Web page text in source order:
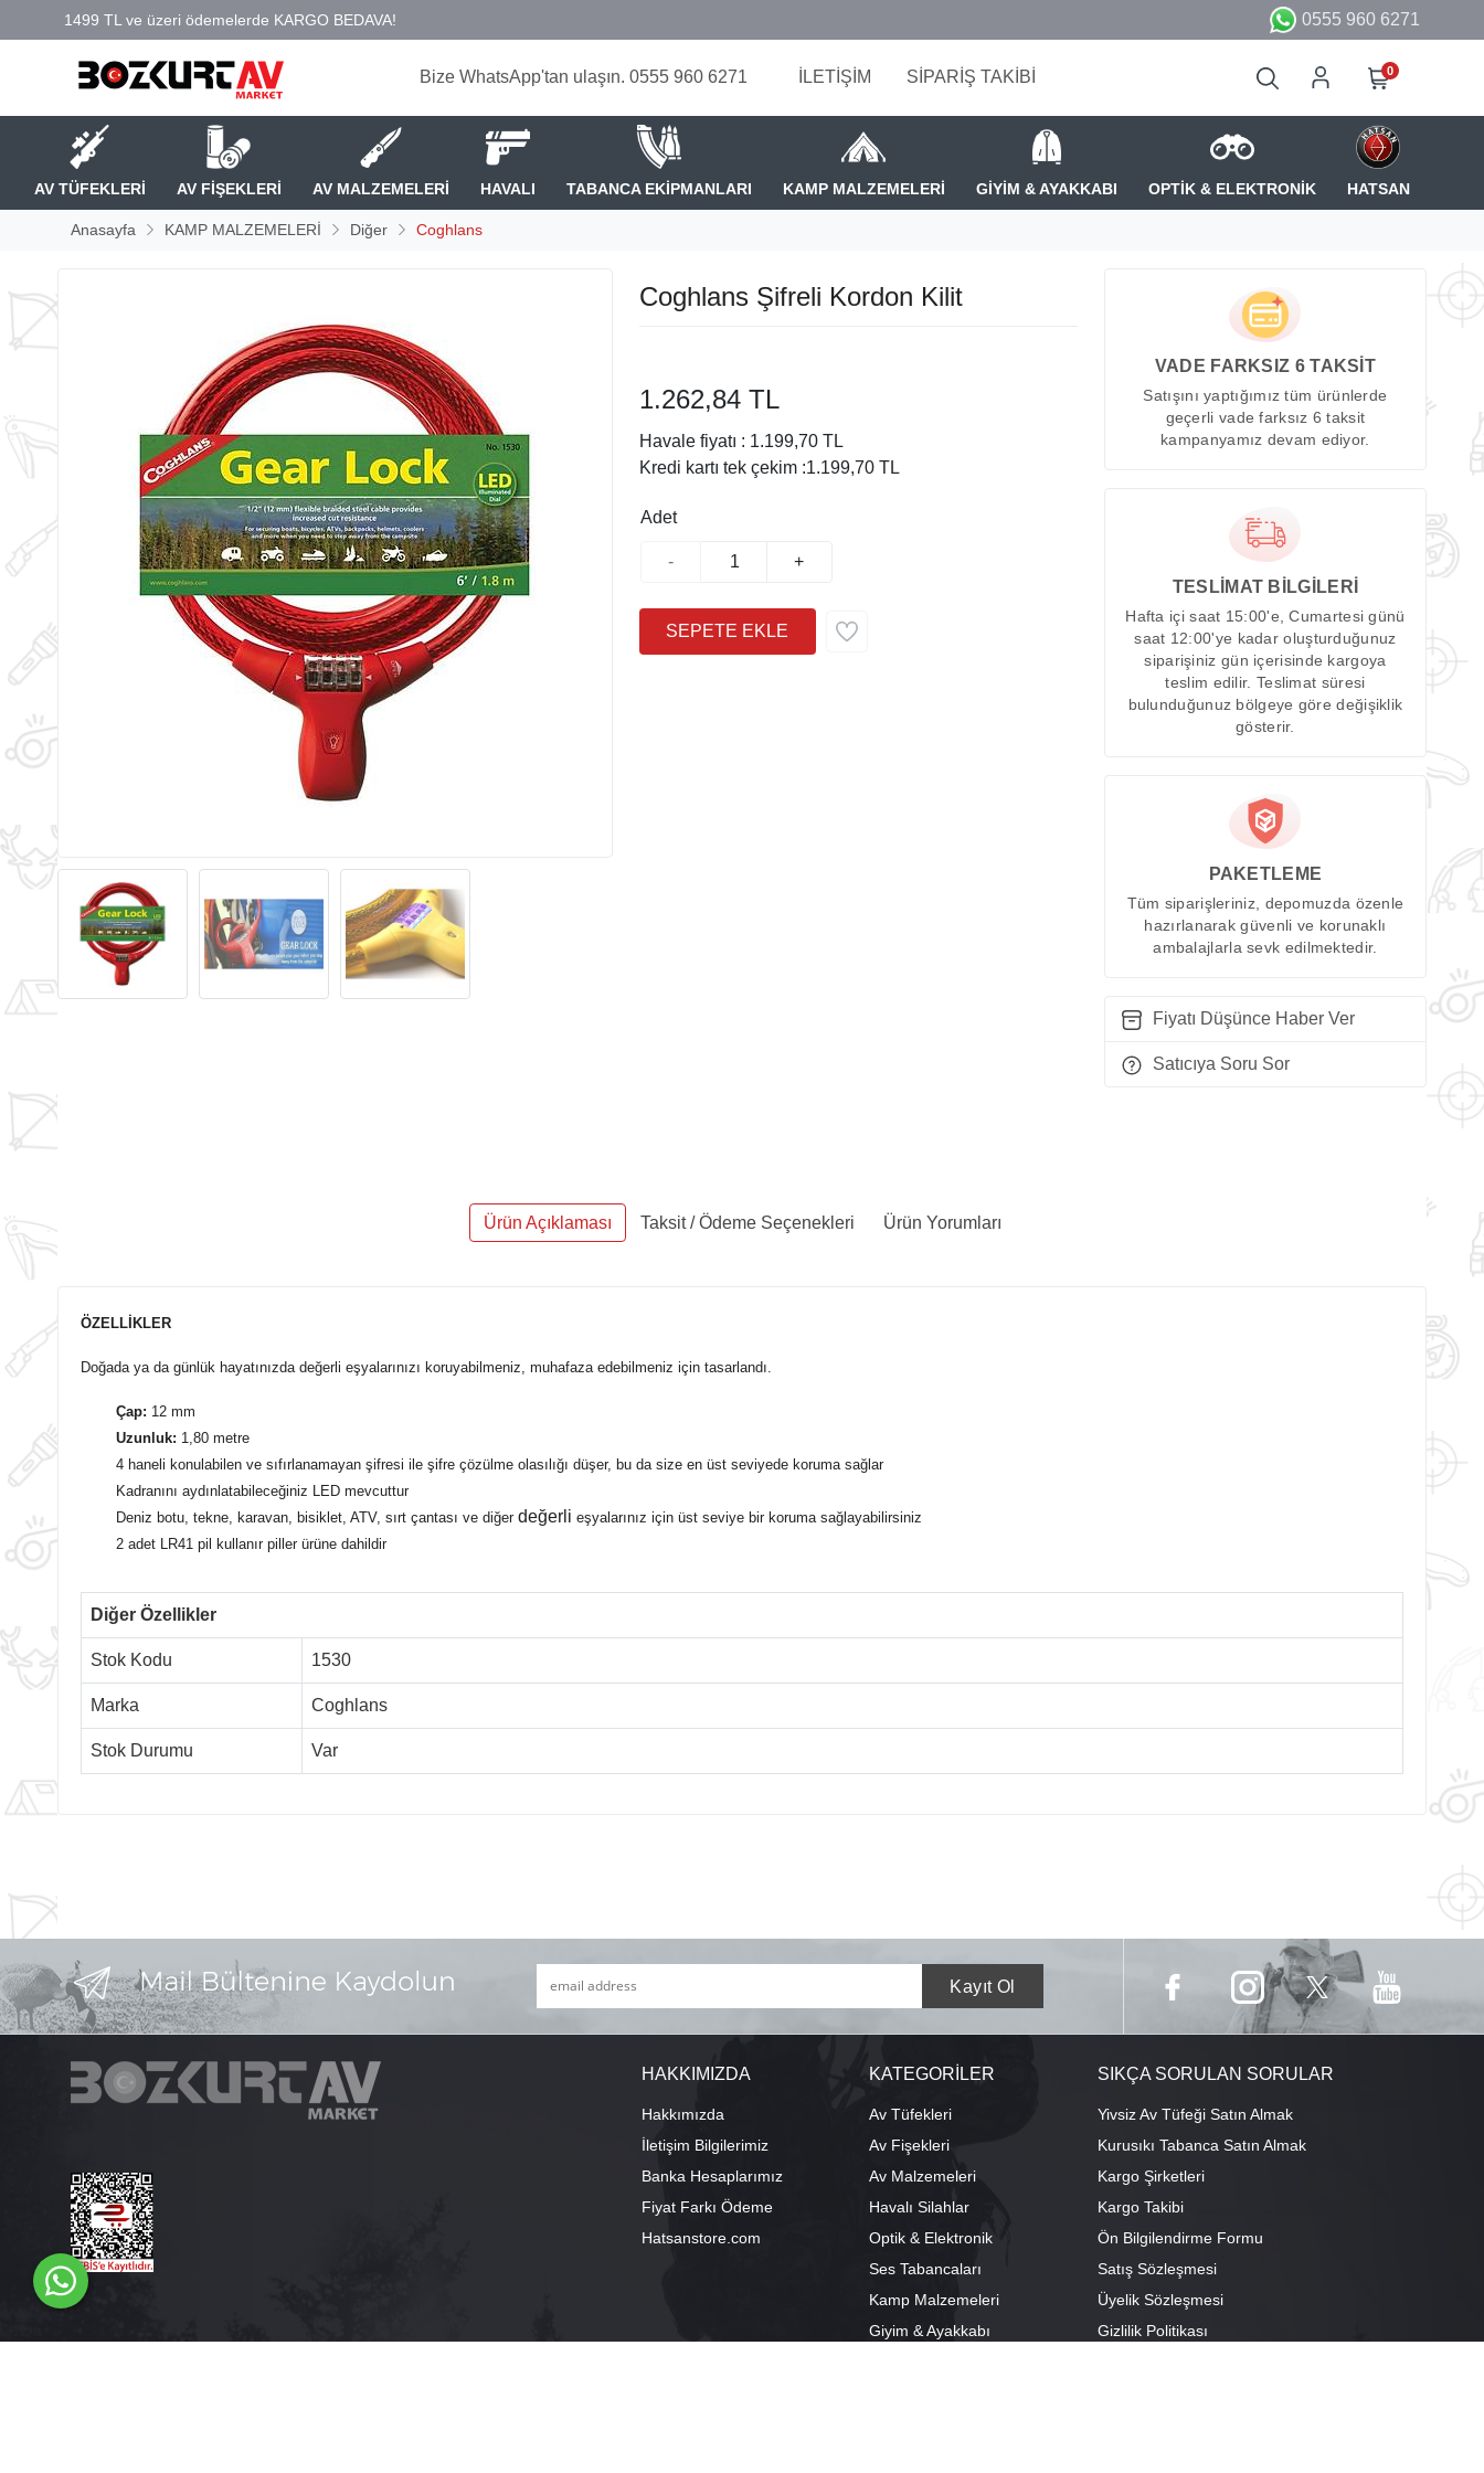
0555 960 6271
Bize WhatsApp'tan ulaşın. 0555 960 6271 İLETİŞİM SİPARİŞ TAKİBİ 0
AV TÜFEKLERİ AV FİŞEKLERİ AV MALZEMELERİ HAVALI TABANCA EKİPMANLARI KAMP MALZEMELERİ GİYİM & AYAKKABI OPTİK & ELEKTRONİK HATSAN
Anasayfa KAMP MALZEMELERİ Diğer Coghlans
Coghlans Şifreli Kordon Kilit
1.262,84 TL
Havale fiyatı : 1.199,70 TL
Kredi kartı tek çekim :1.199,70 TL
Adet
- +
VADE FARKSIZ 6 TAKSİT
Satışını yaptığımız tüm ürünlerde
geçerli vade farksız 6 taksit
kampanyamız devam ediyor.
TESLİMAT BİLGİLERİ
Hafta içi saat 15:00'e, Cumartesi günü
saat 12:00'ye kadar oluşturduğunuz
siparişiniz gün içerisinde kargoya
teslim edilir. Teslimat süresi
bulunduğunuz bölgeye göre değişiklik
gösterir.
PAKETLEME
Tüm siparişleriniz, depomuzda özenle
hazırlanarak güvenli ve korunaklı
ambalajlarla sevk edilmektedir.
Fiyatı Düşünce Haber Ver
Satıcıya Soru Sor
Ürün Açıklaması Taksit / Ödeme Seçenekleri Ürün Yorumları
ÖZELLİKLER
Doğada ya da günlük hayatınızda değerli eşyalarınızı koruyabilmeniz, muhafaza edebilmeniz için tasarlandı.
Çap: 12 mm
Uzunluk: 1,80 metre
4 haneli konulabilen ve sıfırlanamayan şifresi ile şifre çözülme olasılığı düşer, bu da size en üst seviyede koruma sağlar
Kadranını aydınlatabileceğiniz
LED mevcuttur
Deniz botu, tekne, karavan, bisiklet, ATV, sırt çantası ve diğer değerli eşyalarınız için üst seviye bir koruma sağlayabilirsiniz
2 adet LR41 pil kullanır piller ürüne dahildir
Diğer Özellikler
Stok Kodu 1530
Marka Coghlans
Stok Durumu Var
HAKKIMIZDA
Hakkımızda
İletişim Bilgilerimiz
Banka Hesaplarımız
Fiyat Farkı Ödeme
Hatsanstore.com
KATEGORİLER
Av Tüfekleri
Av Fişekleri
Av Malzemeleri
Havalı Silahlar
Optik & Elektronik
Ses Tabancaları
Kamp Malzemeleri
Giyim & Ayakkabı
SIKÇA SORULAN SORULAR
Yivsiz Av Tüfeği Satın Almak
Kurusıkı Tabanca Satın Almak
Kargo Şirketleri
Kargo Takibi
Ön Bilgilendirme Formu
Satış Sözleşmesi
Üyelik Sözleşmesi
Gizlilik Politikası